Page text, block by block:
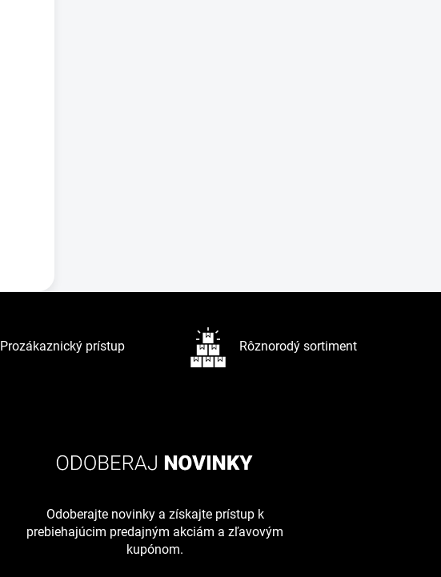
Prozákaznický prístup Rôznorodý sortiment
Odoberajte novinky a získajte prístup k
prebiehajúcim predajným akciám a zľavovým
kupónom.